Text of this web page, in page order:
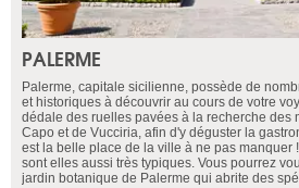
PALERME
Palerme, capitale sicilienne, possède de
et historiques à découvrir au cours de votre
dédale des ruelles pavées à la recherche des
Capo et de Vucciria, afin d'y déguster la
est la belle place de la ville à ne pas manquer
sont elles aussi très typiques. Vous pourrez
jardin botanique de Palerme qui abrite des